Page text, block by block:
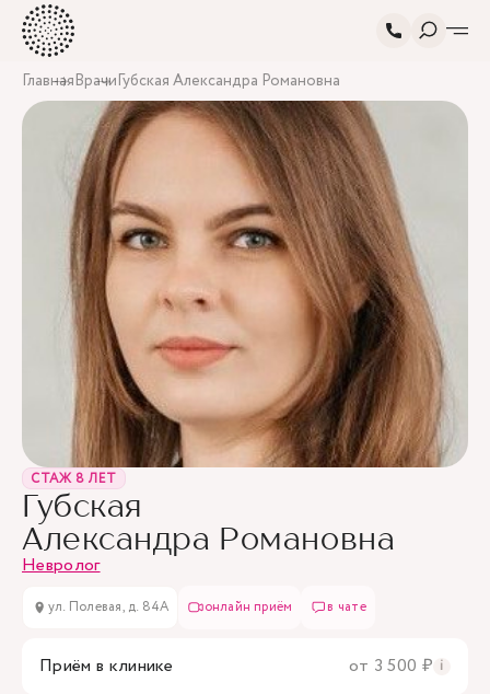
ГлавнаяВрачиГубская Александра Романовна
СТАЖ 8 ЛЕТ
Губская
Александра Романовна
Невролог
ул. Полевая, д. 84А онлайн приём в чате
Приём в клинике от 3 500 ₽ i